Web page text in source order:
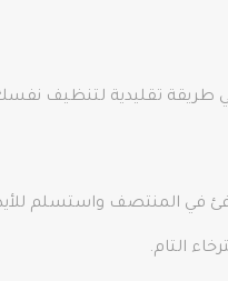
هي طريقة تقليدية لتنظيف
المنتصف واستسلم للأيدي
التام.